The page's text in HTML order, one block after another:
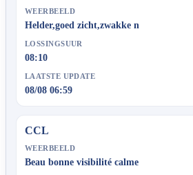
WEERBEELD
Helder,goed zicht,zwakke n
LOSSINGSUUR
08:10
LAATSTE UPDATE
08/08 06:59
CCL
WEERBEELD
Beau bonne visibilité calme